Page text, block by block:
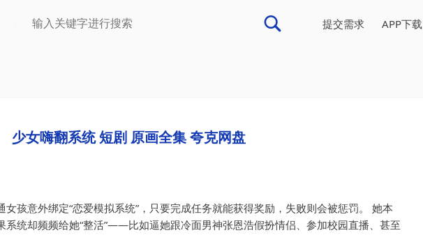
提交需求 APP下载
少女嗨翻系统 短剧 原画全集 夸克网盘
女孩意外绑定“恋爱模拟系统”，只要完成任务就能获得奖励，失败则会被惩罚。 她本
系统却频频给她“整活”——比如逼她跟冷面男神张恩浩假扮情侣、参加校园直播、甚至